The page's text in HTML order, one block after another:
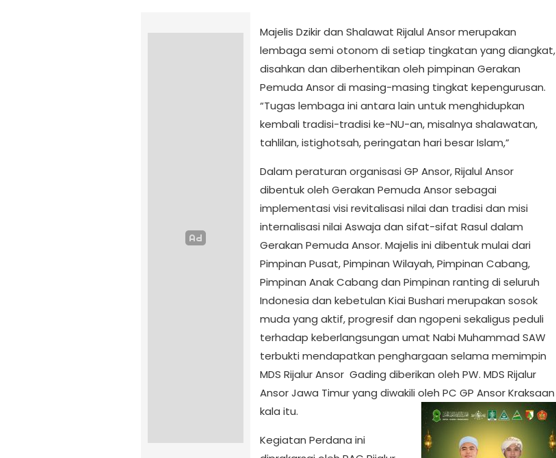
Majelis Dzikir dan Shalawat Rijalul Ansor merupakan
lembaga semi otonom di setiap tingkatan yang diangkat,
disahkan dan diberhentikan oleh pimpinan Gerakan
Pemuda Ansor di masing-masing tingkat kepengurusan.
“Tugas lembaga ini antara lain untuk menghidupkan
kembali tradisi-tradisi ke-NU-an, misalnya shalawatan,
tahlilan, istighotsah, peringatan hari besar Islam,”
Dalam peraturan organisasi GP Ansor, Rijalul Ansor
dibentuk oleh Gerakan Pemuda Ansor sebagai
implementasi visi revitalisasi nilai dan tradisi dan misi
internalisasi nilai Aswaja dan sifat-sifat Rasul dalam
Gerakan Pemuda Ansor. Majelis ini dibentuk mulai dari
Pimpinan Pusat, Pimpinan Wilayah, Pimpinan Cabang,
Pimpinan Anak Cabang dan Pimpinan ranting di seluruh
Indonesia dan kebetulan Kiai Bushari merupakan sosok
muda yang aktif, progresif dan ngopeni sekaligus peduli
terhadap keberlangsungan umat Nabi Muhammad SAW
terbukti mendapatkan penghargaan selama memimpin
MDS Rijalur Ansor Gading diberikan oleh PW. MDS Rijalur
Ansor Jawa Timur yang diwakili oleh PC GP Ansor Kraksaan
kala itu.
Kegiatan Perdana ini